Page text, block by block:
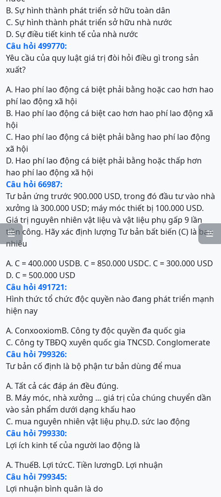


B. Sự hình thành phát triển sở hữu toàn dân
C. Sự hình thành phát triển sở hữu nhà nước
D. Sự điều tiết kinh tế của nhà nước
Câu hỏi 499770:
Yêu cầu của quy luật giá trị đòi hỏi điều gì trong sản
xuất?
A. Hao phí lao động cá biệt phải bằng hoặc cao hơn hao
phí lao động xã hội
B. Hao phí lao động cá biệt cao hơn hao phí lao động xã
hội
C. Hao phí lao động cá biệt phải bằng hao phí lao động
xã hội
D. Hao phí lao động cá biệt phải bằng hoặc thấp hơn
hao phí lao động xã hội
Câu hỏi 66987:
Tư bản ứng trước 900.000 USD, trong đó đầu tư vào nhà
xưởng là 300.000 USD; máy móc thiết bị 100.000 USD.
Giá trị nguyên nhiên vật liệu và vật liệu phụ gấp 9 lần
tiền công. Hãy xác định lượng Tư bản bất biến (C) là bao
nhiêu
A. C = 400.000 USDB. C = 850.000 USDC. C = 300.000 USD
D. C = 500.000 USD
Câu hỏi 491721:
Hình thức tổ chức độc quyền nào đang phát triển mạnh
hiện nay
A. ConxooxiomB. Công ty độc quyền đa quốc gia
C. Công ty TBĐQ xuyên quốc gia TNCSD. Conglomerate
Câu hỏi 799326:
Tư bản cố định là bộ phận tư bản dùng để mua
A. Tất cả các đáp án đều đúng.
B. Máy móc, nhà xưởng ... giá trị của chúng chuyển dần
vào sản phẩm dưới dạng khấu hao
C. mua nguyên nhiên vật liệu phụ.D. sức lao động
Câu hỏi 799330:
Lợi ích kinh tế của người lao động là
A. ThuếB. Lợi tứcC. Tiền lươngD. Lợi nhuận
Câu hỏi 799345:
Lợi nhuận bình quân là do